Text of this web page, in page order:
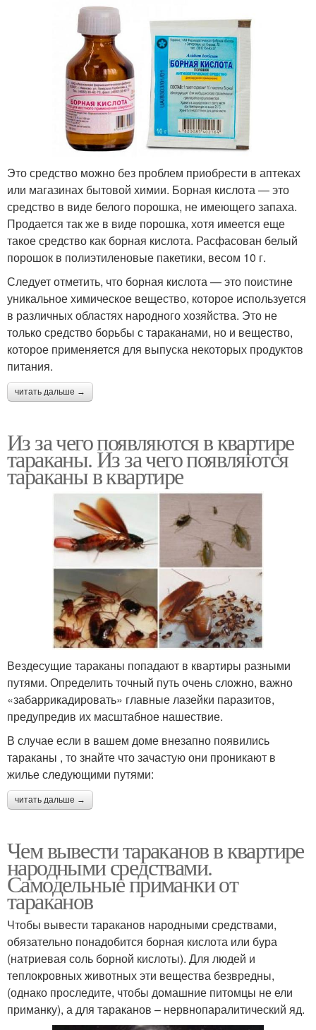
Это средство можно без проблем приобрести в аптеках
или магазинах бытовой химии. Борная кислота — это
средство в виде белого порошка, не имеющего запаха.
Продается так же в виде порошка, хотя имеется еще
такое средство как борная кислота. Расфасован белый
порошок в полиэтиленовые пакетики, весом 10 г.
Следует отметить, что борная кислота — это поистине
уникальное химическое вещество, которое используется
в различных областях народного хозяйства. Это не
только средство борьбы с тараканами, но и вещество,
которое применяется для выпуска некоторых продуктов
питания.
читать дальше →
Из за чего появляются в квартире
тараканы. Из за чего появляются
тараканы в квартире
Вездесущие тараканы попадают в квартиры разными
путями. Определить точный путь очень сложно, важно
«забаррикадировать» главные лазейки паразитов,
предупредив их масштабное нашествие.
В случае если в вашем доме внезапно появились
тараканы , то знайте что зачастую они проникают в
жилье следующими путями:
читать дальше →
Чем вывести тараканов в квартире
народными средствами.
Самодельные приманки от
тараканов
Чтобы вывести тараканов народными средствами,
обязательно понадобится борная кислота или бура
(натриевая соль борной кислоты). Для людей и
теплокровных животных эти вещества безвредны,
(однако проследите, чтобы домашние питомцы не ели
приманку), а для тараканов – нервнопаралитический яд.